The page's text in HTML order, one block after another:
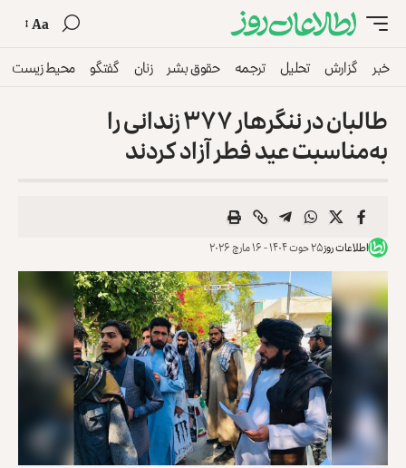
Aa
خبر گزارش تحلیل ترجمه حقوق بشر زنان گفتگو محیط زیست
طالبان در ننگرهار ۳۷۷ زندانی را
به‌مناسبت عید فطر آزاد کردند
اطلاعات روز۲۵ حوت ۱۴۰۴ - ۱۶ مارچ ۲۰۲۶